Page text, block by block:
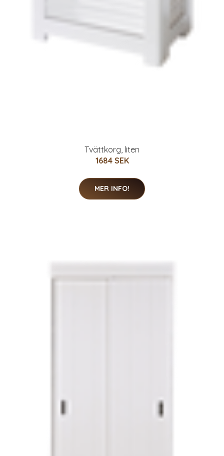
Tvättkorg, liten
1684 SEK
MER INFO!